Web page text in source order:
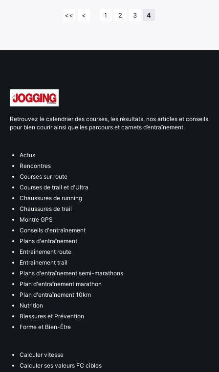
<< < 1 2 3 4
Retrouvez le calendrier des courses, les résultats, nos articles et conseils
pour bien courir ainsi que les parcours et carnets d’entraînement.
Actus
Rencontres
Courses sur route
Courses de trail et d'Ultra
Chaussures de running
Chaussures de trail
Montre GPS
Conseils d'entraînement
Plans d'entraînement
Entraînement route
Entraînement trail
Plans d'entraînement semi-marathons
Plan d'entraînement marathon
Plan d'entraînement 10km
Nutrition
Blessures et Prévention
Forme et Bien-Être
Calculer vitesse
Calculer ses valeurs FC cibles